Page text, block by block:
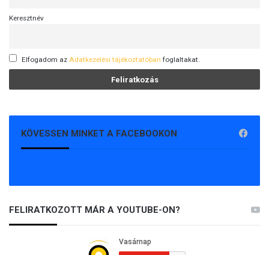
Keresztnév
Elfogadom az Adatkezelési tájékoztatóban foglaltakat.
KÖVESSEN MINKET A FACEBOOKON
FELIRATKOZOTT MÁR A YOUTUBE-ON?